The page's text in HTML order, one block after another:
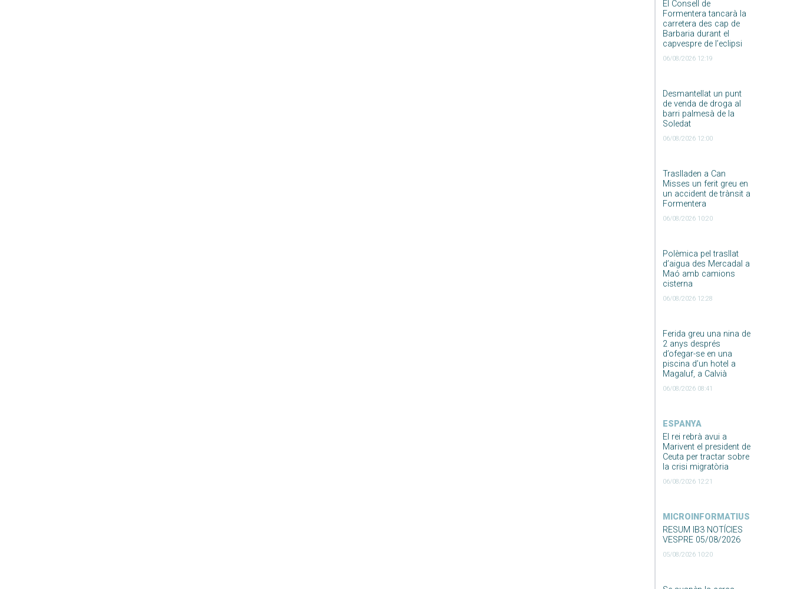
El Consell de
Formentera tancarà la
carretera des cap de
Barbaria durant el
capvespre de l’eclipsi
06/08/2026 12:19
Desmantellat un punt
de venda de droga al
barri palmesà de la
Soledat
06/08/2026 12:00
Traslladen a Can
Misses un ferit greu en
un accident de trànsit a
Formentera
06/08/2026 10:20
Polèmica pel trasllat
d’aigua des Mercadal a
Maó amb camions
cisterna
06/08/2026 12:28
Ferida greu una nina de
2 anys després
d’ofegar-se en una
piscina d’un hotel a
Magaluf, a Calvià
06/08/2026 08:41
ESPANYA
El rei rebrà avui a
Marivent el president de
Ceuta per tractar sobre
la crisi migratòria
06/08/2026 12:21
MICROINFORMATIUS
RESUM IB3 NOTÍCIES
VESPRE 05/08/2026
05/08/2026 10:20